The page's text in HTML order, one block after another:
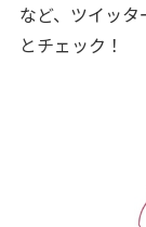
など、ツイッ
とチェック！